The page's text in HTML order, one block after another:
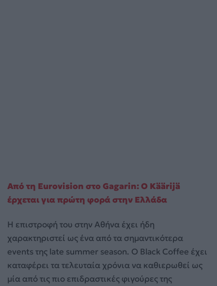
Από τη Eurovision στο Gagarin: Ο Käärijä
έρχεται για πρώτη φορά στην Ελλάδα
Η επιστροφή του στην Αθήνα έχει ήδη
χαρακτηριστεί ως ένα από τα σημαντικότερα
events της late summer season. Ο Black Coffee έχει
καταφέρει τα τελευταία χρόνια να καθιερωθεί ως
μία από τις πιο επιδραστικές φιγούρες της